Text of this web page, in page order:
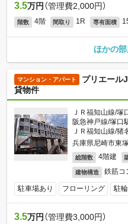
3.5万円 （管理費2,000円）
階数 4階 間取り 1R 専有面積
ほかの
マンション・アパート
プリエール
貸物件
ＪＲ福知山線/塚
阪急神戸線/塚口
ＪＲ福知山線/猪
兵庫県尼崎市東
総階数 4階建
建物構造 鉄筋コ
駐車場あり フローリング 駐
3.5万円 （管理費3,000円）